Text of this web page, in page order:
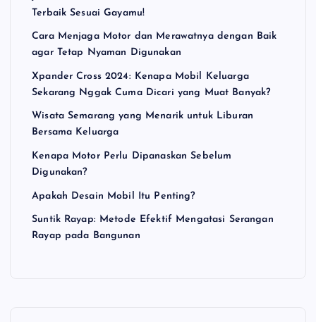
Terbaik Sesuai Gayamu!
Cara Menjaga Motor dan Merawatnya dengan Baik
agar Tetap Nyaman Digunakan
Xpander Cross 2024: Kenapa Mobil Keluarga
Sekarang Nggak Cuma Dicari yang Muat Banyak?
Wisata Semarang yang Menarik untuk Liburan
Bersama Keluarga
Kenapa Motor Perlu Dipanaskan Sebelum
Digunakan?
Apakah Desain Mobil Itu Penting?
Suntik Rayap: Metode Efektif Mengatasi Serangan
Rayap pada Bangunan